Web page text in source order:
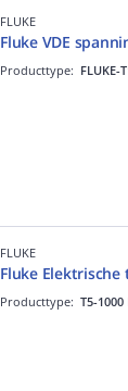
FLUKE
Fluke VDE
Producttype: FLUKE-
FLUKE
Fluke Elektrische
Producttype: T5-1000